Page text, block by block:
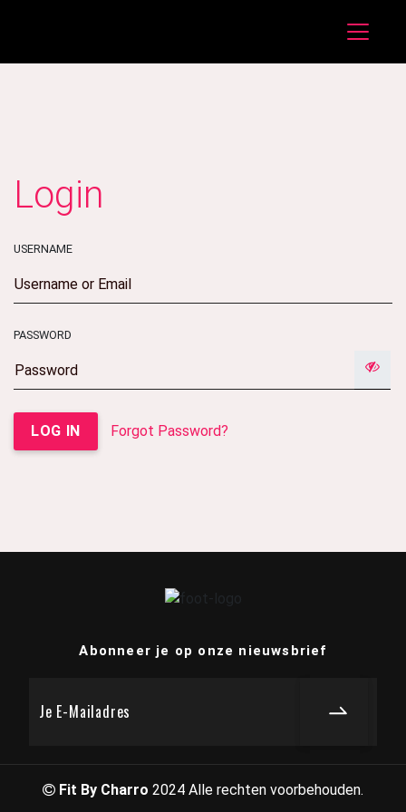
Login
USERNAME
PASSWORD
LOG IN Forgot Password?
Abonneer je op onze nieuwsbrief
Fit By Charro 2024 Alle rechten voorbehouden.